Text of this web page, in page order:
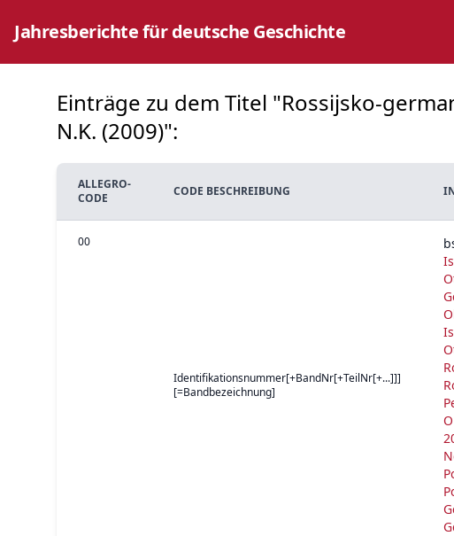
Jahresberichte für deutsche Geschichte
Einträge zu dem Titel "Rossijsko-
N.K. (2009)":
ALLEGRO-
CODE
CODE BESCHREIBUNG
00
Identifikationsnummer[+BandNr[+TeilNr[+...]]]
[=Bandbezeichnung]